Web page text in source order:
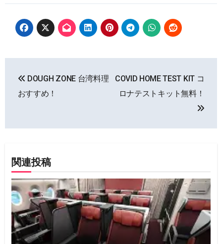
稿
ビ
ー
シ
ョ
ン
DOUGH ZONE 台湾料理
おすすめ！
COVID HOME TEST KIT コ
ロナテストキット無料！
関連投稿